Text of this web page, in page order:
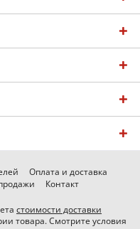
Оплата и доставка
Контакт
стоимости доставки
товара. Смотрите условия